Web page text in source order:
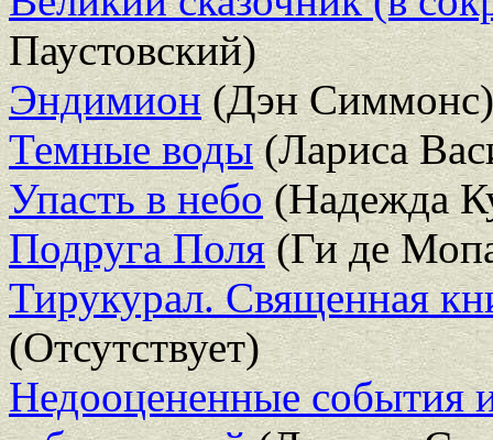
Паустовский)
Эндимион(Дэн Симмонс)
Темные воды(Лариса
Упасть в небо(Надежда
Подруга Поля(Ги де
Тирукурал. Священная
(Отсутствует)
Недооцененные события